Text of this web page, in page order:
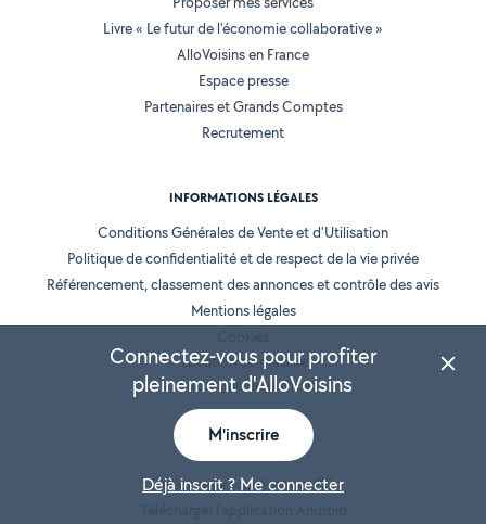
Livre « Le futur de l'économie collaborative »
AlloVoisins en France
Espace presse
Partenaires et Grands Comptes
Recrutement
INFORMATIONS LÉGALES
Conditions Générales de Vente et d'Utilisation
Politique de confidentialité et de respect de la vie privée
Référencement, classement des annonces et contrôle des avis
Mentions légales
Location de matériel
Prestation de services
Télécharger l’application iOS
Connectez-vous pour profiter
pleinement d'AlloVoisins
M'inscrire
Déjà inscrit ? Me connecter